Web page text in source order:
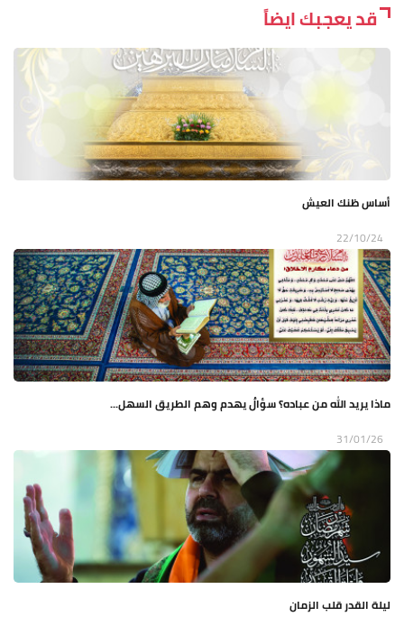
قد يعجبك ايضاً
أساس ظنك العيش
22/10/24
ماذا يريد الله من عباده؟ سؤالٌ يهدم وهم الطريق السهل...
31/01/26
ليلة القدر قلب الزمان